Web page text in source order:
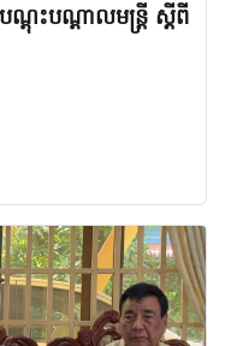
បណ្តុះបណ្តាលមន្ត្រី ស្តីពី